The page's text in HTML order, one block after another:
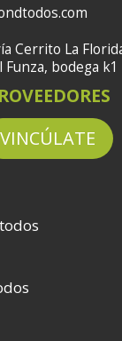
Cerrito La
bodega k1
VINCÚLATE